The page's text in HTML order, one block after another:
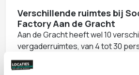
Verschillende ruimtes bij
Factory Aan de Gracht
Aan de Gracht heeft wel 10
vergaderruimtes, van 4 tot 30
monumentale Blauwe kamer kun
evenement organiseren, tot 80